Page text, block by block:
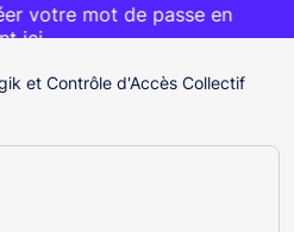
20€ OFFERT sur votre panier
avec le codeBIENVENUE
votre mot de passe en
ici
et Contrôle d'Accès Collectif